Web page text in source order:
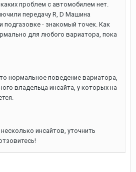
проблем с автомобилем нет.
передачу R, D Машина
подгазовке - знакомый точек. Как
для любого вариатора, пока
нормальное поведение вариатора,
владельца инсайта, у которых на
инсайтов, уточнить